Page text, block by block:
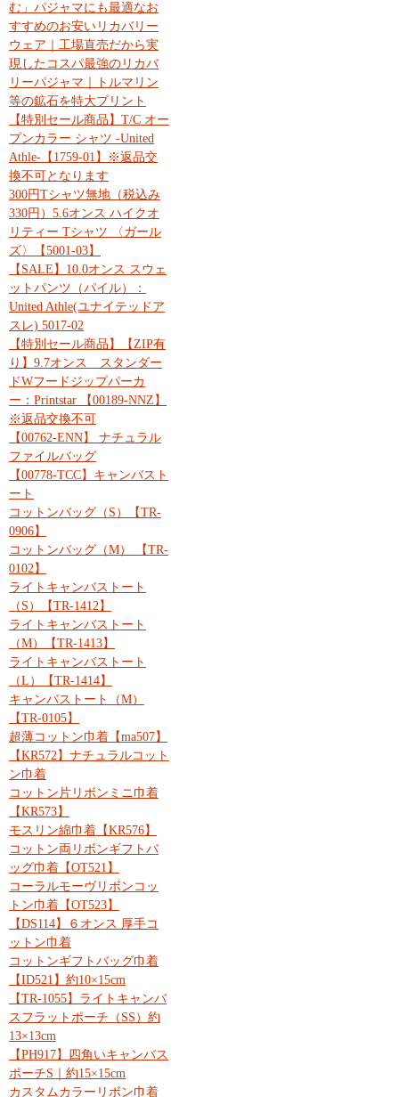
む」パジャマにも最適なお
すすめのお安いリカバリー
ウェア｜工場直売だから実
現したコスパ最強のリカバ
リーパジャマ｜トルマリン
等の鉱石を特大プリント
【特別セール商品】T/C オー
プンカラー シャツ -United
Athle-【1759-01】※返品交
換不可となります
300円Tシャツ無地（税込み
330円）5.6オンス ハイクオ
リティー Tシャツ 〈ガール
ズ〉【5001-03】
【SALE】10.0オンス スウェ
ットパンツ（パイル）：
United Athle(ユナイテッドア
スレ) 5017-02
【特別セール商品】【ZIP有
り】9.7オンス スタンダー
ドWフードジップパーカ
ー：Printstar 【00189-NNZ】
※返品交換不可
【00762-ENN】 ナチュラル
ファイルバッグ
【00778-TCC】キャンバスト
ート
コットンバッグ（S）【TR-
0906】
コットンバッグ（M） 【TR-
0102】
ライトキャンバストート
（S）【TR-1412】
ライトキャンバストート
（M）【TR-1413】
ライトキャンバストート
（L）【TR-1414】
キャンバストート（M）
【TR-0105】
超薄コットン巾着【ma507】
【KR572】ナチュラルコット
ン巾着
コットン片リボンミニ巾着
【KR573】
モスリン綿巾着【KR576】
コットン両リボンギフトバ
ッグ巾着【OT521】
コーラルモーヴリボンコッ
トン巾着【OT523】
【DS114】６オンス 厚手コ
ットン巾着
コットンギフトバッグ巾着
【ID521】約10×15cm
【TR-1055】ライトキャンバ
スフラットポーチ（SS）約
13×13cm
【PH917】四角いキャンバス
ポーチS｜約15×15cm
カスタムカラーリボン巾着